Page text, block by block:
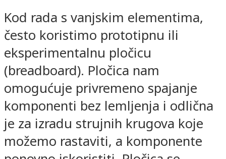
Kod rada s vanjskim elementima,
često koristimo prototipnu ili
eksperimentalnu pločicu
(breadboard). Pločica nam
omogućuje privremeno spajanje
komponenti bez lemljenja i odlična
je za izradu strujnih krugova koje
možemo rastaviti, a komponente